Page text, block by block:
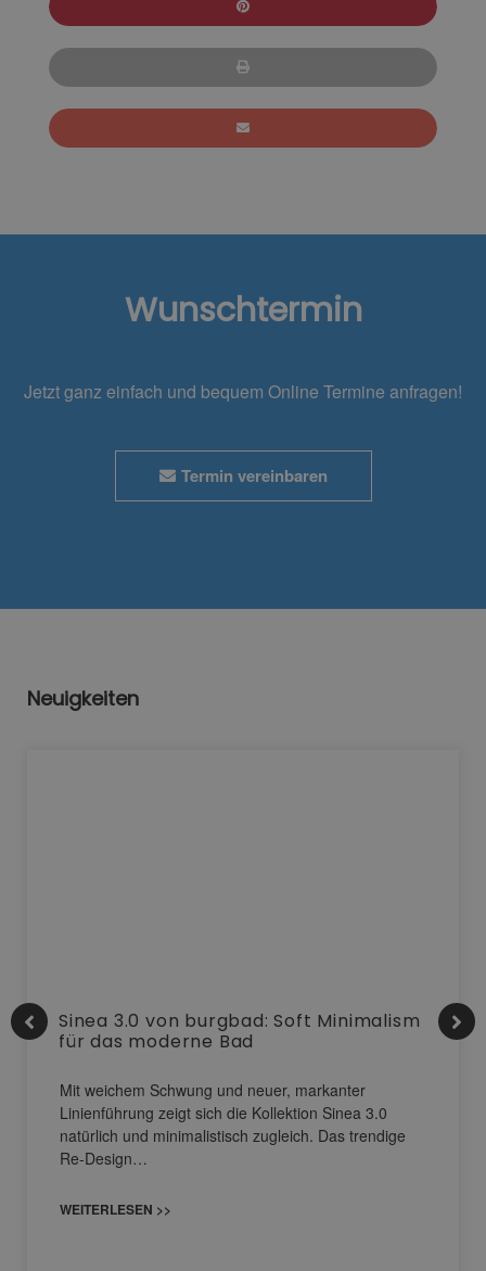
Wunschtermin
Jetzt ganz einfach und bequem Online Termine anfragen!
Termin vereinbaren
Neuigkeiten
Sinea 3.0 von burgbad: Soft Minimalism
für das moderne Bad
Mit weichem Schwung und neuer, markanter
Linienführung zeigt sich die Kollektion Sinea 3.0
natürlich und minimalistisch zugleich. Das trendige
Re-Design…
WEITERLESEN >>